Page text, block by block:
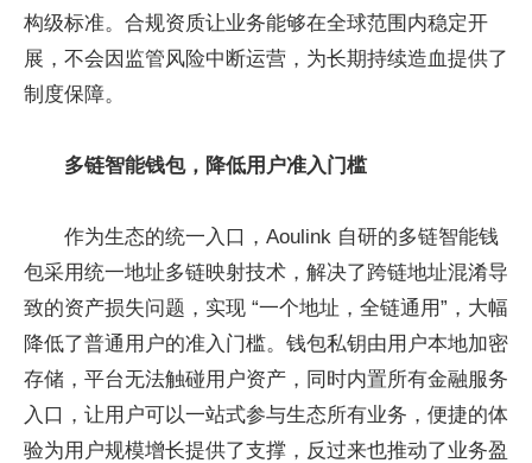
构级标准。合规资质让业务能够在全球范围内稳定开
展，不会因监管风险中断运营，为长期持续造血提供了
制度保障。
多链智能钱包，降低用户准入门槛
作为生态的统一入口，Aoulink 自研的多链智能钱
包采用统一地址多链映射技术，解决了跨链地址混淆导
致的资产损失问题，实现 “一个地址，全链通用”，大幅
降低了普通用户的准入门槛。钱包私钥由用户本地加密
存储，平台无法触碰用户资产，同时内置所有金融服务
入口，让用户可以一站式参与生态所有业务，便捷的体
验为用户规模增长提供了支撑，反过来也推动了业务盈